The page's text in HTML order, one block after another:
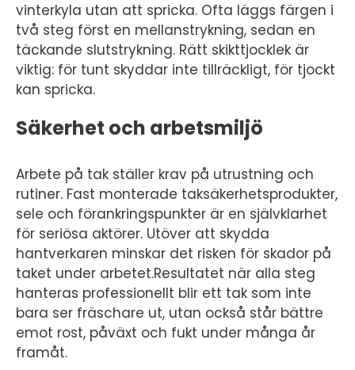
vinterkyla utan att spricka. Ofta läggs färgen i
två steg först en mellanstrykning, sedan en
täckande slutstrykning. Rätt skikttjocklek är
viktig: för tunt skyddar inte tillräckligt, för tjockt
kan spricka.
Säkerhet och arbetsmiljö
Arbete på tak ställer krav på utrustning och
rutiner. Fast monterade taksäkerhetsprodukter,
sele och förankringspunkter är en självklarhet
för seriösa aktörer. Utöver att skydda
hantverkaren minskar det risken för skador på
taket under arbetet.Resultatet när alla steg
hanteras professionellt blir ett tak som inte
bara ser fräschare ut, utan också står bättre
emot rost, påväxt och fukt under många år
framåt.